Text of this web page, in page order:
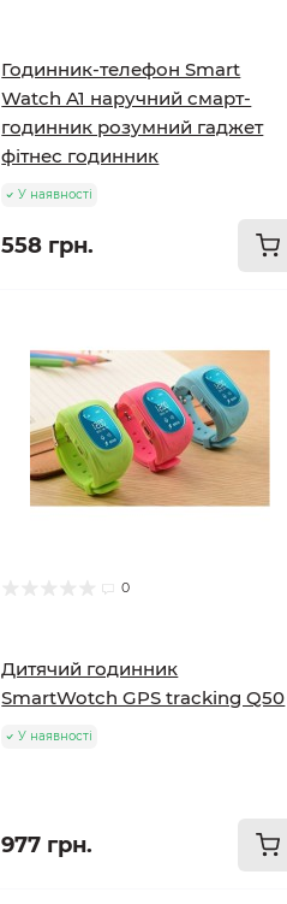
Годинник-телефон Smart
Watch A1 наручний смарт-
годинник розумний гаджет
фітнес годинник
У наявності
558 грн.
0
Дитячий годинник
SmartWotch GPS tracking Q50
У наявності
977 грн.